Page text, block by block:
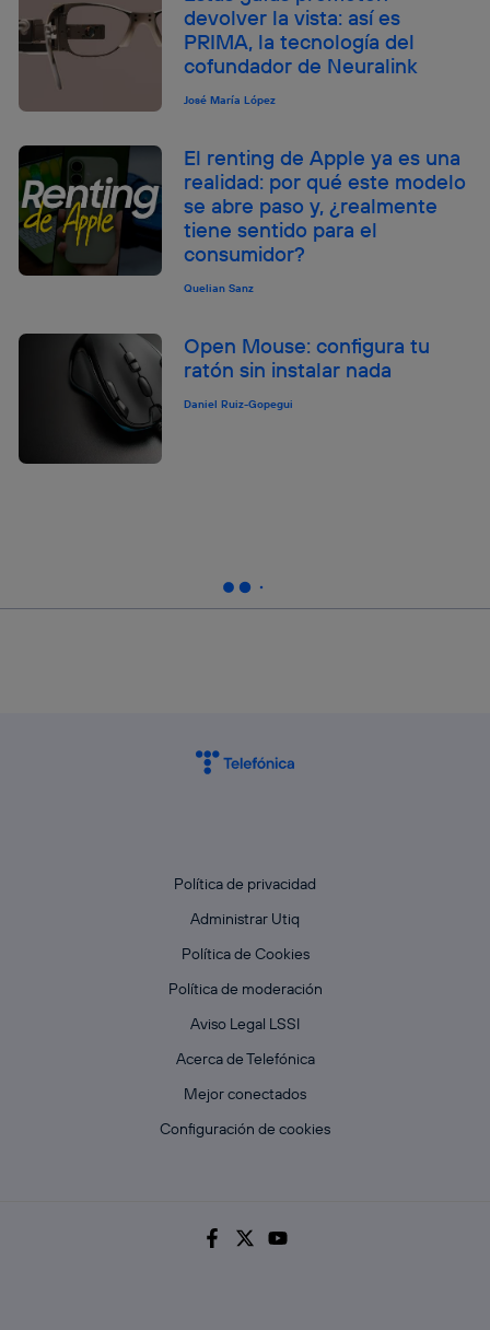
devolver la vista: así es
PRIMA, la tecnología del
cofundador de Neuralink
José María López
El renting de Apple ya es una
realidad: por qué este modelo
se abre paso y, ¿realmente
tiene sentido para el
consumidor?
Quelian Sanz
Open Mouse: configura tu
ratón sin instalar nada
Daniel Ruiz-Gopegui
Política de privacidad
Administrar Utiq
Política de Cookies
Política de moderación
Aviso Legal LSSI
Acerca de Telefónica
Mejor conectados
Configuración de cookies